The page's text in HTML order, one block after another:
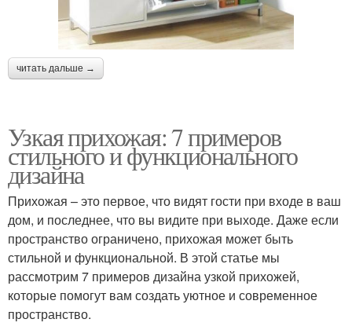
читать дальше →
Узкая прихожая: 7 примеров
стильного и функционального
дизайна
Прихожая – это первое, что видят гости при входе в ваш
дом, и последнее, что вы видите при выходе. Даже если
пространство ограничено, прихожая может быть
стильной и функциональной. В этой статье мы
рассмотрим 7 примеров дизайна узкой прихожей,
которые помогут вам создать уютное и современное
пространство.